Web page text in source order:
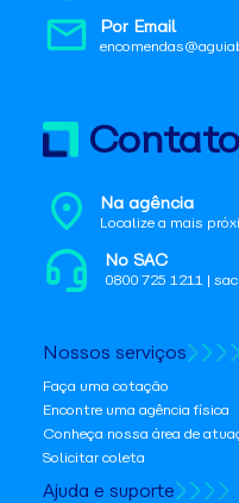
Por Email
Na agência
Localize a mais
No SAC
0800 725 1211 |
Nossos serviços
Faça uma cotação
Encontre uma agência física
Conheça nossa área de
Solicitar coleta
Ajuda e suporte